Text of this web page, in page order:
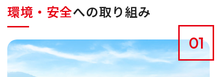
環境・安全への取り組み
01